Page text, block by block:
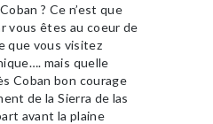
? Ce n’est que
vous êtes au coeur de
que vous visitez
mais quelle
Coban bon courage
de la Sierra de las
avant la plaine